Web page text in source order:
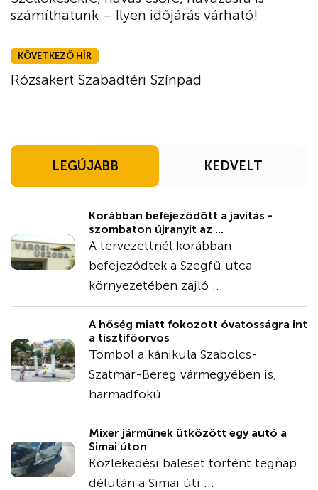
számíthatunk – Ilyen időjárás várható!
KÖVETKEZŐ HÍR
Rózsakert Szabadtéri Színpad
LEGÚJABB KEDVELT
Korábban befejeződött a javítás -
szombaton újranyit az ...
A tervezettnél korábban
befejeződtek a Szegfű utca
környezetében zajló ...
A hőség miatt fokozott óvatosságra int
a tisztifőorvos
Tombol a kánikula Szabolcs-
Szatmár-Bereg vármegyében is,
harmadfokú ...
Mixer járműnek ütközött egy autó a
Simai úton
Közlekedési baleset történt tegnap
délután a Simai úti ...